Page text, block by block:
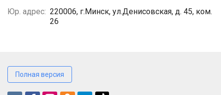
Юр. адрес: 220006, г.Минск, ул.Денисовская, д. 45, ком.
26
Полная версия